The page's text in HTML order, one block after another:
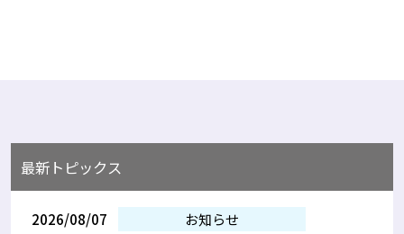
最新トピックス
2026/08/07 お知らせ